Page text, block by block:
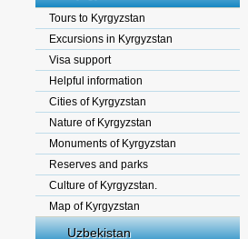
Tours to Kyrgyzstan
Excursions in Kyrgyzstan
Visa support
Helpful information
Cities of Kyrgyzstan
Nature of Kyrgyzstan
Monuments of Kyrgyzstan
Reserves and parks
Culture of Kyrgyzstan.
Map of Kyrgyzstan
Uzbekistan